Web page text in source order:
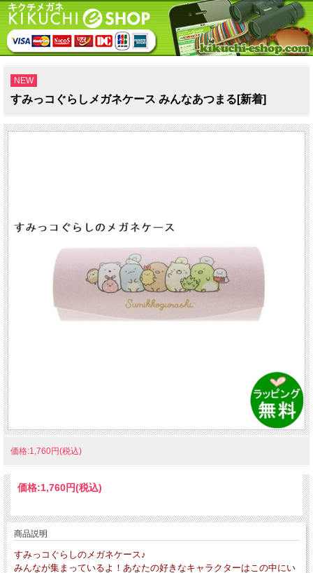
NEW
すみっコぐらしメガネケース みんなあつまる[新着]
価格:1,760円(税込)
価格:1,760円(税込)
商品説明
すみっコぐらしのメガネケース♪
みんなが集まっているよ！あなたの好きなキャラクターはこの中にい